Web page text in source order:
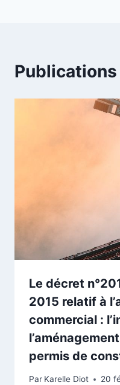
Le décret
2015 relatif à
commercial :
permis de
Par Karelle Diot 20